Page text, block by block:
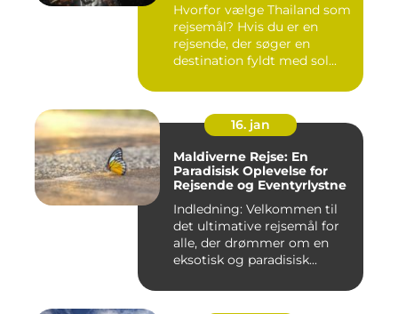
Hvorfor vælge Thailand som
rejsemål? Hvis du er en
rejsende, der søger en
destination fyldt med sol...
16. jan
Maldiverne Rejse: En
Paradisisk Oplevelse for
Rejsende og Eventyrlystne
Indledning: Velkommen til
det ultimative rejsemål for
alle, der drømmer om en
eksotisk og paradisisk...